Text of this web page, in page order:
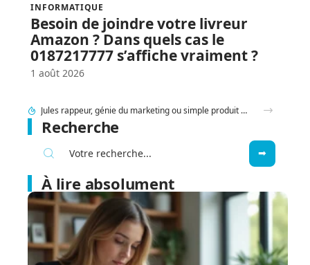
INFORMATIQUE
Besoin de joindre votre livreur
Amazon ? Dans quels cas le
0187217777 s’affiche vraiment ?
1 août 2026
95 Sounds et l’héritage du groupe 1995 : filiation ou simple clin d’œil ?
Recherche
À lire absolument